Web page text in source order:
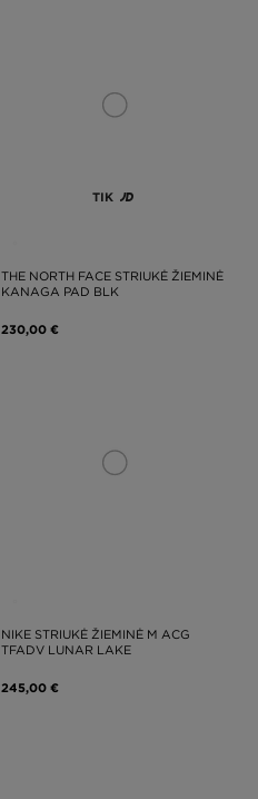
TIK
THE NORTH FACE STRIUKĖ ŽIEMINĖ
KANAGA PAD BLK
230,00 €
NIKE STRIUKĖ ŽIEMINĖ M ACG
TFADV LUNAR LAKE
245,00 €